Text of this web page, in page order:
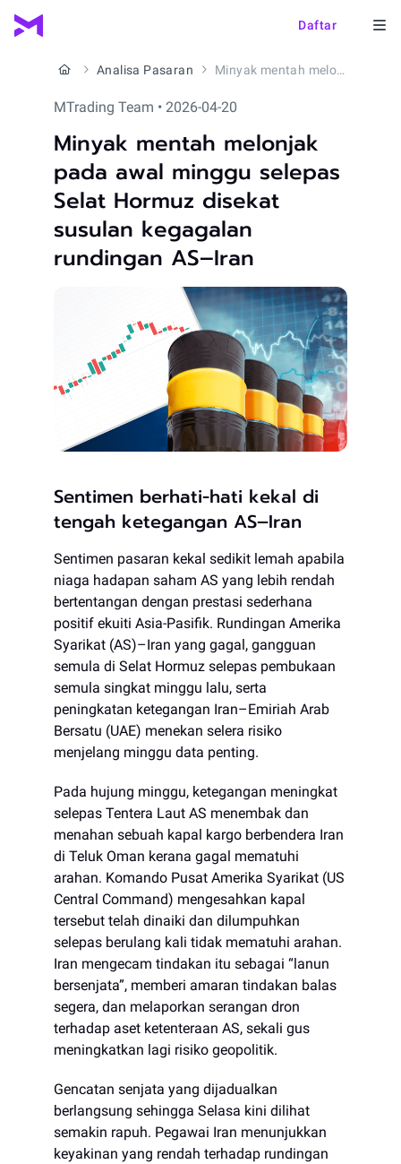
Daftar
Analisa Pasaran Minyak mentah melonjak pada awal minggu selepas Selat Hormuz disekat susulan kegagalan rundingan AS–Iran
MTrading Team • 2026-04-20
Minyak mentah melonjak
pada awal minggu selepas
Selat Hormuz disekat
susulan kegagalan
rundingan AS–Iran
Sentimen berhati-hati kekal di
tengah ketegangan AS–Iran
Sentimen pasaran kekal sedikit lemah apabila
niaga hadapan saham AS yang lebih rendah
bertentangan dengan prestasi sederhana
positif ekuiti Asia-Pasifik. Rundingan Amerika
Syarikat (AS)–Iran yang gagal, gangguan
semula di Selat Hormuz selepas pembukaan
semula singkat minggu lalu, serta
peningkatan ketegangan Iran–Emiriah Arab
Bersatu (UAE) menekan selera risiko
menjelang minggu data penting.
Pada hujung minggu, ketegangan meningkat
selepas Tentera Laut AS menembak dan
menahan sebuah kapal kargo berbendera Iran
di Teluk Oman kerana gagal mematuhi
arahan. Komando Pusat Amerika Syarikat (US
Central Command) mengesahkan kapal
tersebut telah dinaiki dan dilumpuhkan
selepas berulang kali tidak mematuhi arahan.
Iran mengecam tindakan itu sebagai “lanun
bersenjata”, memberi amaran tindakan balas
segera, dan melaporkan serangan dron
terhadap aset ketenteraan AS, sekali gus
meningkatkan lagi risiko geopolitik.
Gencatan senjata yang dijadualkan
berlangsung sehingga Selasa kini dilihat
semakin rapuh. Pegawai Iran menunjukkan
keyakinan yang rendah terhadap rundingan